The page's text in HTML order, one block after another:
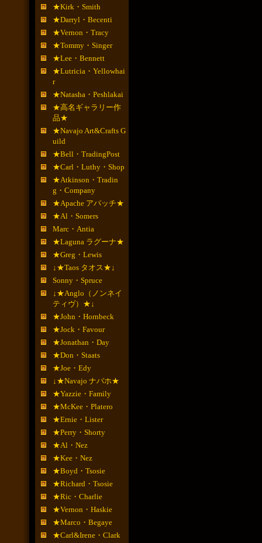
★Kirk・Smith
★Darryl・Becenti
★Vernon・Tracy
★Tommy・Singer
★Lee・Bennett
★Lutricia・Yellowhai
r
★Natasha・Peshlakai
★高名ギャラリー作
品★
★Navajo Art&Crafts G
uild
★Bell・TradingPost
★Carl・Luthy・Shop
★Atkinson・Tradin
g・Company
★Apache アパッチ★
★Al・Somers
Marc・Antia
★Laguna ラグーナ★
★Greg・Lewis
↓★Taos タオス★↓
Sonny・Spruce
↓★Anglo（ノンネイ
ティヴ）★↓
★John・Hornbeck
★Jock・Favour
★Jonathan・Day
★Don・Staats
★Joe・Edy
↓★Navajo ナバホ★
★Yazzie・Family
★McKee・Platero
★Ernie・Lister
★Perry・Shorty
★Al・Nez
★Kee・Nez
★Boyd・Tsosie
★Richard・Tsosie
★Ric・Charlie
★Vernon・Haskie
★Marco・Begaye
★Carl&Irene・Clark